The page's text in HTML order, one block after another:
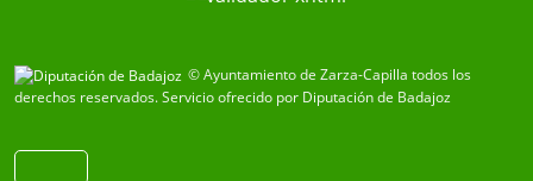
© Ayuntamiento de Zarza-Capilla todos los
derechos reservados.Servicio ofrecido por Diputación de Badajoz